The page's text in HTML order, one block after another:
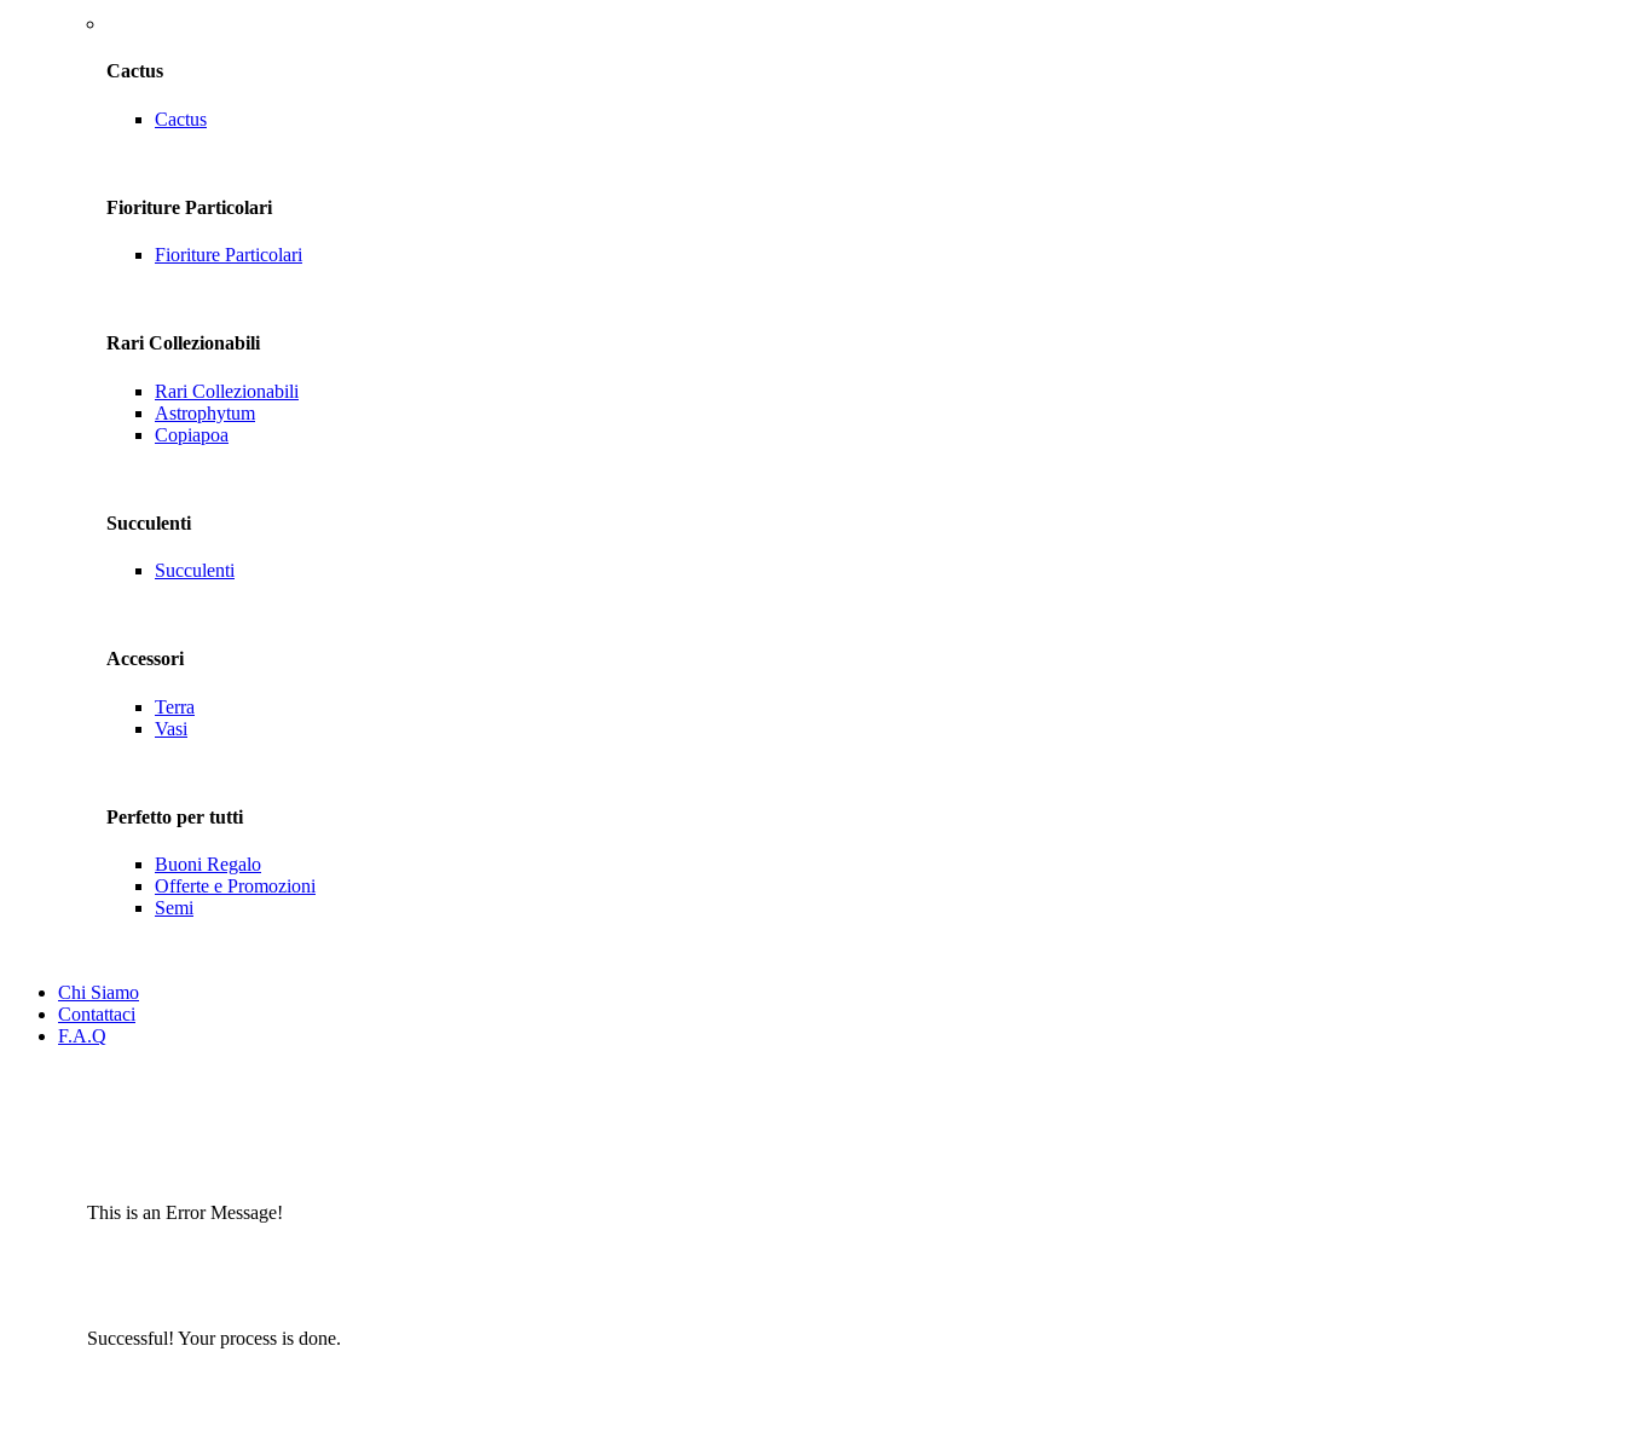
Cactus
Cactus
Fioriture Particolari
Fioriture Particolari
Rari Collezionabili
Rari Collezionabili
Astrophytum
Copiapoa
Succulenti
Succulenti
Accessori
Terra
Vasi
Perfetto per tutti
Buoni Regalo
Offerte e Promozioni
Semi
Chi Siamo
Contattaci
F.A.Q
This is an Error Message!
Successful! Your process is done.